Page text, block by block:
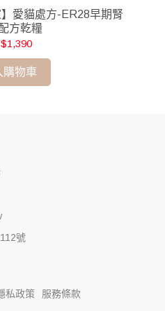
】愛貓處方-ER28早期腎
方乾糧
購物車
號
私政策 服務條款